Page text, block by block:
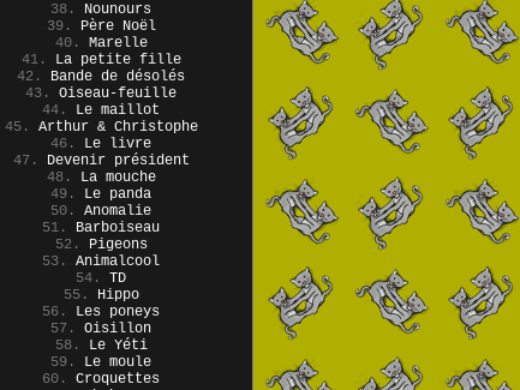
38. Nounours
39.
Père Noël
40. Marelle
41.
La petite fille
42. Bande de désolés
43. Oiseau-feuille
44. Le maillot
45. Arthur & Christophe
46. Le livre
47.
Devenir président
48.
La mouche
49. Le panda
50. Anomalie
51. Barboiseau
52.
Pigeons
53. Animalcool
54. TD
55.
Hippo
56. Les poneys
57. Oisillon
58.
Le Yéti
59. Le moule
60. Croquettes